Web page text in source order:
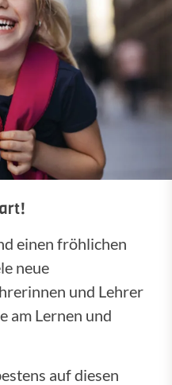
einen fröhlichen
neue
und Lehrer
am Lernen und
auf diesen